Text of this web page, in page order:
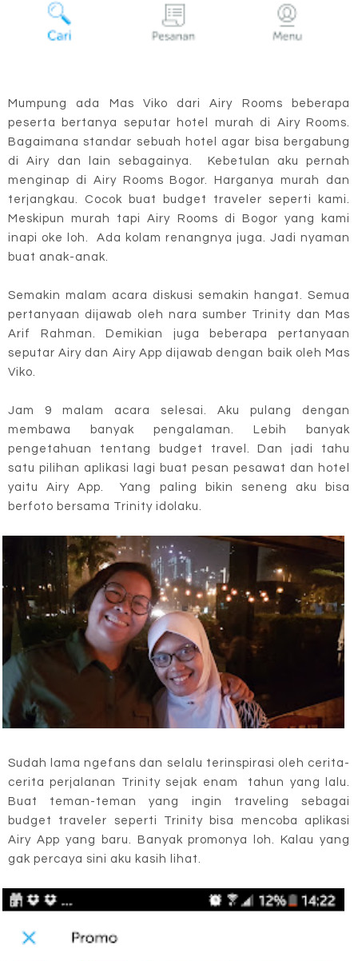
Mumpung ada Mas Viko dari Airy Rooms beberapa
peserta bertanya seputar hotel murah di Airy Rooms.
Bagaimana standar sebuah hotel agar bisa bergabung
di Airy dan lain sebagainya. Kebetulan aku pernah
menginap di Airy Rooms Bogor. Harganya murah dan
terjangkau. Cocok buat budget traveler seperti kami.
Meskipun murah tapi Airy Rooms di Bogor yang kami
inapi oke loh. Ada kolam renangnya juga. Jadi nyaman
buat anak-anak.
Semakin malam acara diskusi semakin hangat. Semua
pertanyaan dijawab oleh nara sumber Trinity dan Mas
Arif Rahman. Demikian juga beberapa pertanyaan
seputar Airy dan Airy App dijawab dengan baik oleh Mas
Viko.
Jam 9 malam acara selesai. Aku pulang dengan
membawa banyak pengalaman. Lebih banyak
pengetahuan tentang budget travel. Dan jadi tahu
satu pilihan aplikasi lagi buat pesan pesawat dan hotel
yaitu Airy App. Yang paling bikin seneng aku bisa
berfoto bersama Trinity idolaku.
Sudah lama ngefans dan selalu terinspirasi oleh cerita-
cerita perjalanan Trinity sejak enam tahun yang lalu.
Buat teman-teman yang ingin traveling sebagai
budget traveler seperti Trinity bisa mencoba aplikasi
Airy App yang baru. Banyak promonya loh. Kalau yang
gak percaya sini aku kasih lihat.